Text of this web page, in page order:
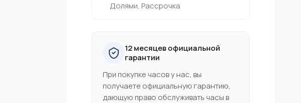
Долями, Рассрочка
12 месяцев официальной
гарантии
При покупке часов у нас, вы
получаете официальную гарантию,
дающую право обслуживать часы в